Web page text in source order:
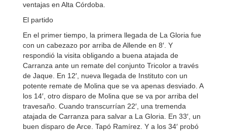
ventajas en Alta Córdoba.
El partido
En el primer tiempo, la primera llegada de La Gloria fue
con un cabezazo por arriba de Allende en 8′. Y
respondió la visita obligando a buena atajada de
Carranza ante un remate del conjunto Tricolor a través
de Jaque. En 12′, nueva llegada de Instituto con un
potente remate de Molina que se va apenas desviado. A
los 14′, otro disparo de Molina que se va por arriba del
travesaño. Cuando transcurrían 22′, una tremenda
atajada de Carranza para salvar a La Gloria. En 33′, un
buen disparo de Arce. Tapó Ramírez. Y a los 34′ probó